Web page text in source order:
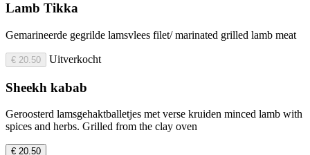
Lamb Tikka
Gemarineerde gegrilde lamsvlees filet/ marinated grilled lamb meat
€ 20.50 Uitverkocht
Sheekh kabab
Geroosterd lamsgehaktballetjes met verse kruiden minced lamb with
spices and herbs. Grilled from the clay oven
€ 20.50